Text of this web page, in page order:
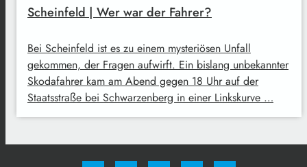
Scheinfeld | Wer war der Fahrer?
Bei Scheinfeld ist es zu einem mysteriösen Unfall
gekommen, der Fragen aufwirft. Ein bislang unbekannter
Skodafahrer kam am Abend gegen 18 Uhr auf der
Staatsstraße bei Schwarzenberg in einer Linkskurve …